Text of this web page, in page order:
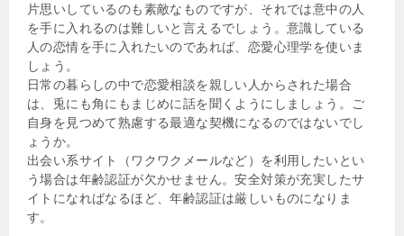
片思いしているのも素敵なものですが、それでは意中の人
を手に入れるのは難しいと言えるでしょう。意識している
人の恋情を手に入れたいのであれば、恋愛心理学を使いま
しょう。
日常の暮らしの中で恋愛相談を親しい人からされた場合
は、兎にも角にもまじめに話を聞くようにしましょう。ご
自身を見つめて熟慮する最適な契機になるのではないでし
ょうか。
出会い系サイト（ワクワクメールなど）を利用したいとい
う場合は年齢認証が欠かせません。安全対策が充実したサ
イトになればなるほど、年齢認証は厳しいものになりま
す。